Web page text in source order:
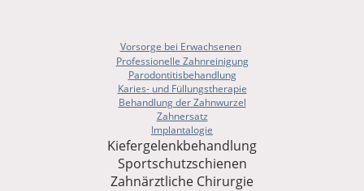
Vorsorge bei Erwachsenen
Professionelle Zahnreinigung
Parodontitisbehandlung
Karies- und Füllungstherapie
Behandlung der Zahnwurzel
Zahnersatz
Implantalogie
Kiefergelenkbehandlung
Sportschutzschienen
Zahnärztliche Chirurgie